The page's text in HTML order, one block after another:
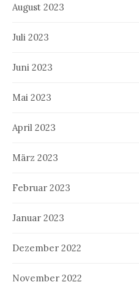
August 2023
Juli 2023
Juni 2023
Mai 2023
April 2023
März 2023
Februar 2023
Januar 2023
Dezember 2022
November 2022